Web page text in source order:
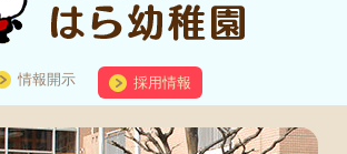
情報開示 採用情報